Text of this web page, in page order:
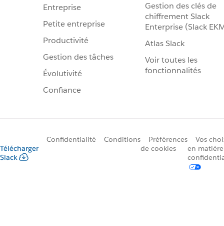
Entreprise
Petite entreprise
Productivité
Gestion des tâches
Évolutivité
Confiance
Gestion des clés de
chiffrement Slack
Enterprise (Slack
Atlas Slack
Voir toutes les
fonctionnalités
Télécharger
Slack
Confidentialité Conditions
Préférences
de cookies
Vos
en